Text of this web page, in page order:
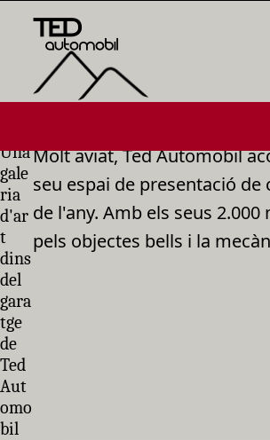
Una
gale
ria
d'ar
t
dins
del
gara
tge
de
Ted
Aut
omo
bil
Molt aviat, Ted Automobil
seu espai de presentació
de l'any. Amb els seus
pels objectes bells i la